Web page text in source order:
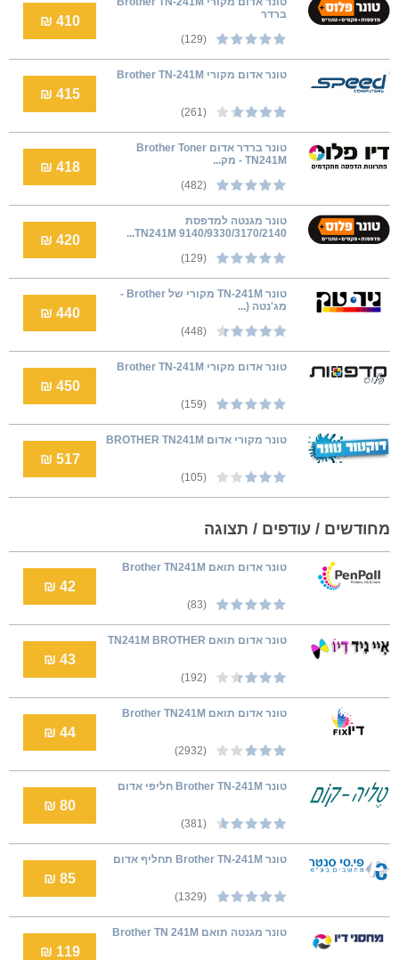
ברדר
(129)
410 ₪
טונר אדום מקורי Brother TN-241M
(261)
415 ₪
טונר ברדר אדום Brother Toner
TN241M - מק...
(482)
418 ₪
טונר מגנטה למדפסת
9140/9330/3170/2140 TN241M...
(129)
420 ₪
טונר TN-241M מקורי של Brother -
מג'נטה (...
(448)
440 ₪
טונר אדום מקורי Brother TN-241M
(159)
450 ₪
טונר מקורי אדום BROTHER TN241M
(105)
517 ₪
מחודשים / עודפים / תצוגה
‏טונר אדום תואם Brother TN241M
(83)
42 ₪
טונר אדום תואם TN241M BROTHER
(192)
43 ₪
טונר אדום תואם Brother TN241M
(2932)
44 ₪
טונר Brother TN-241M חליפי אדום
(381)
80 ₪
טונר Brother TN-241M תחליף אדום
(1329)
85 ₪
טונר מגנטה תואם Brother TN 241M
119 ₪